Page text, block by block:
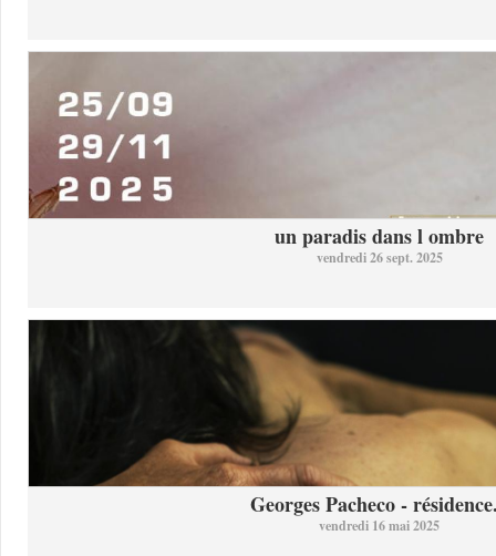
un paradis dans l ombre
vendredi 26 sept. 2025
Georges Pacheco -
vendredi 16 mai 2025